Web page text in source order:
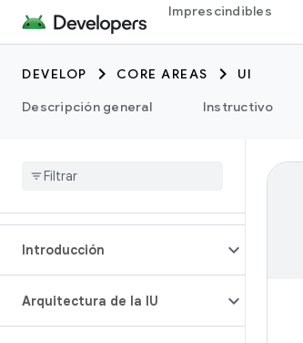
Imprescindibles
DEVELOP CORE AREAS
UI
Descripción general
Instructivo
Introducción
Arquitectura de la IU